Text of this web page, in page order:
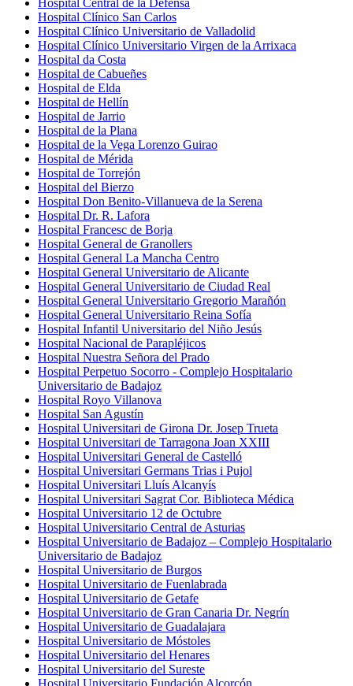
Hospital Clínico San Carlos
Hospital Clínico Universitario de Valladolid
Hospital Clínico Universitario Virgen de la Arrixaca
Hospital da Costa
Hospital de Cabueñes
Hospital de Elda
Hospital de Hellín
Hospital de Jarrio
Hospital de la Plana
Hospital de la Vega Lorenzo Guirao
Hospital de Mérida
Hospital de Torrejón
Hospital del Bierzo
Hospital Don Benito-Villanueva de la Serena
Hospital Dr. R. Lafora
Hospital Francesc de Borja
Hospital General de Granollers
Hospital General La Mancha Centro
Hospital General Universitario de Alicante
Hospital General Universitario de Ciudad Real
Hospital General Universitario Gregorio Marañón
Hospital General Universitario Reina Sofía
Hospital Infantil Universitario del Niño Jesús
Hospital Nacional de Parapléjicos
Hospital Nuestra Señora del Prado
Hospital Perpetuo Socorro - Complejo Hospitalario
Universitario de Badajoz​
Hospital Royo Villanova
Hospital San Agustín
Hospital Universitari de Girona Dr. Josep Trueta
Hospital Universitari de Tarragona Joan XXIII
Hospital Universitari General de Castelló
Hospital Universitari Germans Trias i Pujol
Hospital Universitari Lluís Alcanyís
Hospital Universitari Sagrat Cor. Biblioteca Médica
Hospital Universitario 12 de Octubre
Hospital Universitario Central de Asturias
Hospital Universitario de Badajoz – Complejo Hospitalario
Universitario de Badajoz
Hospital Universitario de Burgos
Hospital Universitario de Fuenlabrada
Hospital Universitario de Getafe
Hospital Universitario de Gran Canaria Dr. Negrín
Hospital Universitario de Guadalajara
Hospital Universitario de Móstoles
Hospital Universitario del Henares
Hospital Universitario del Sureste
Hospital Universitario Fundación Alcorcón